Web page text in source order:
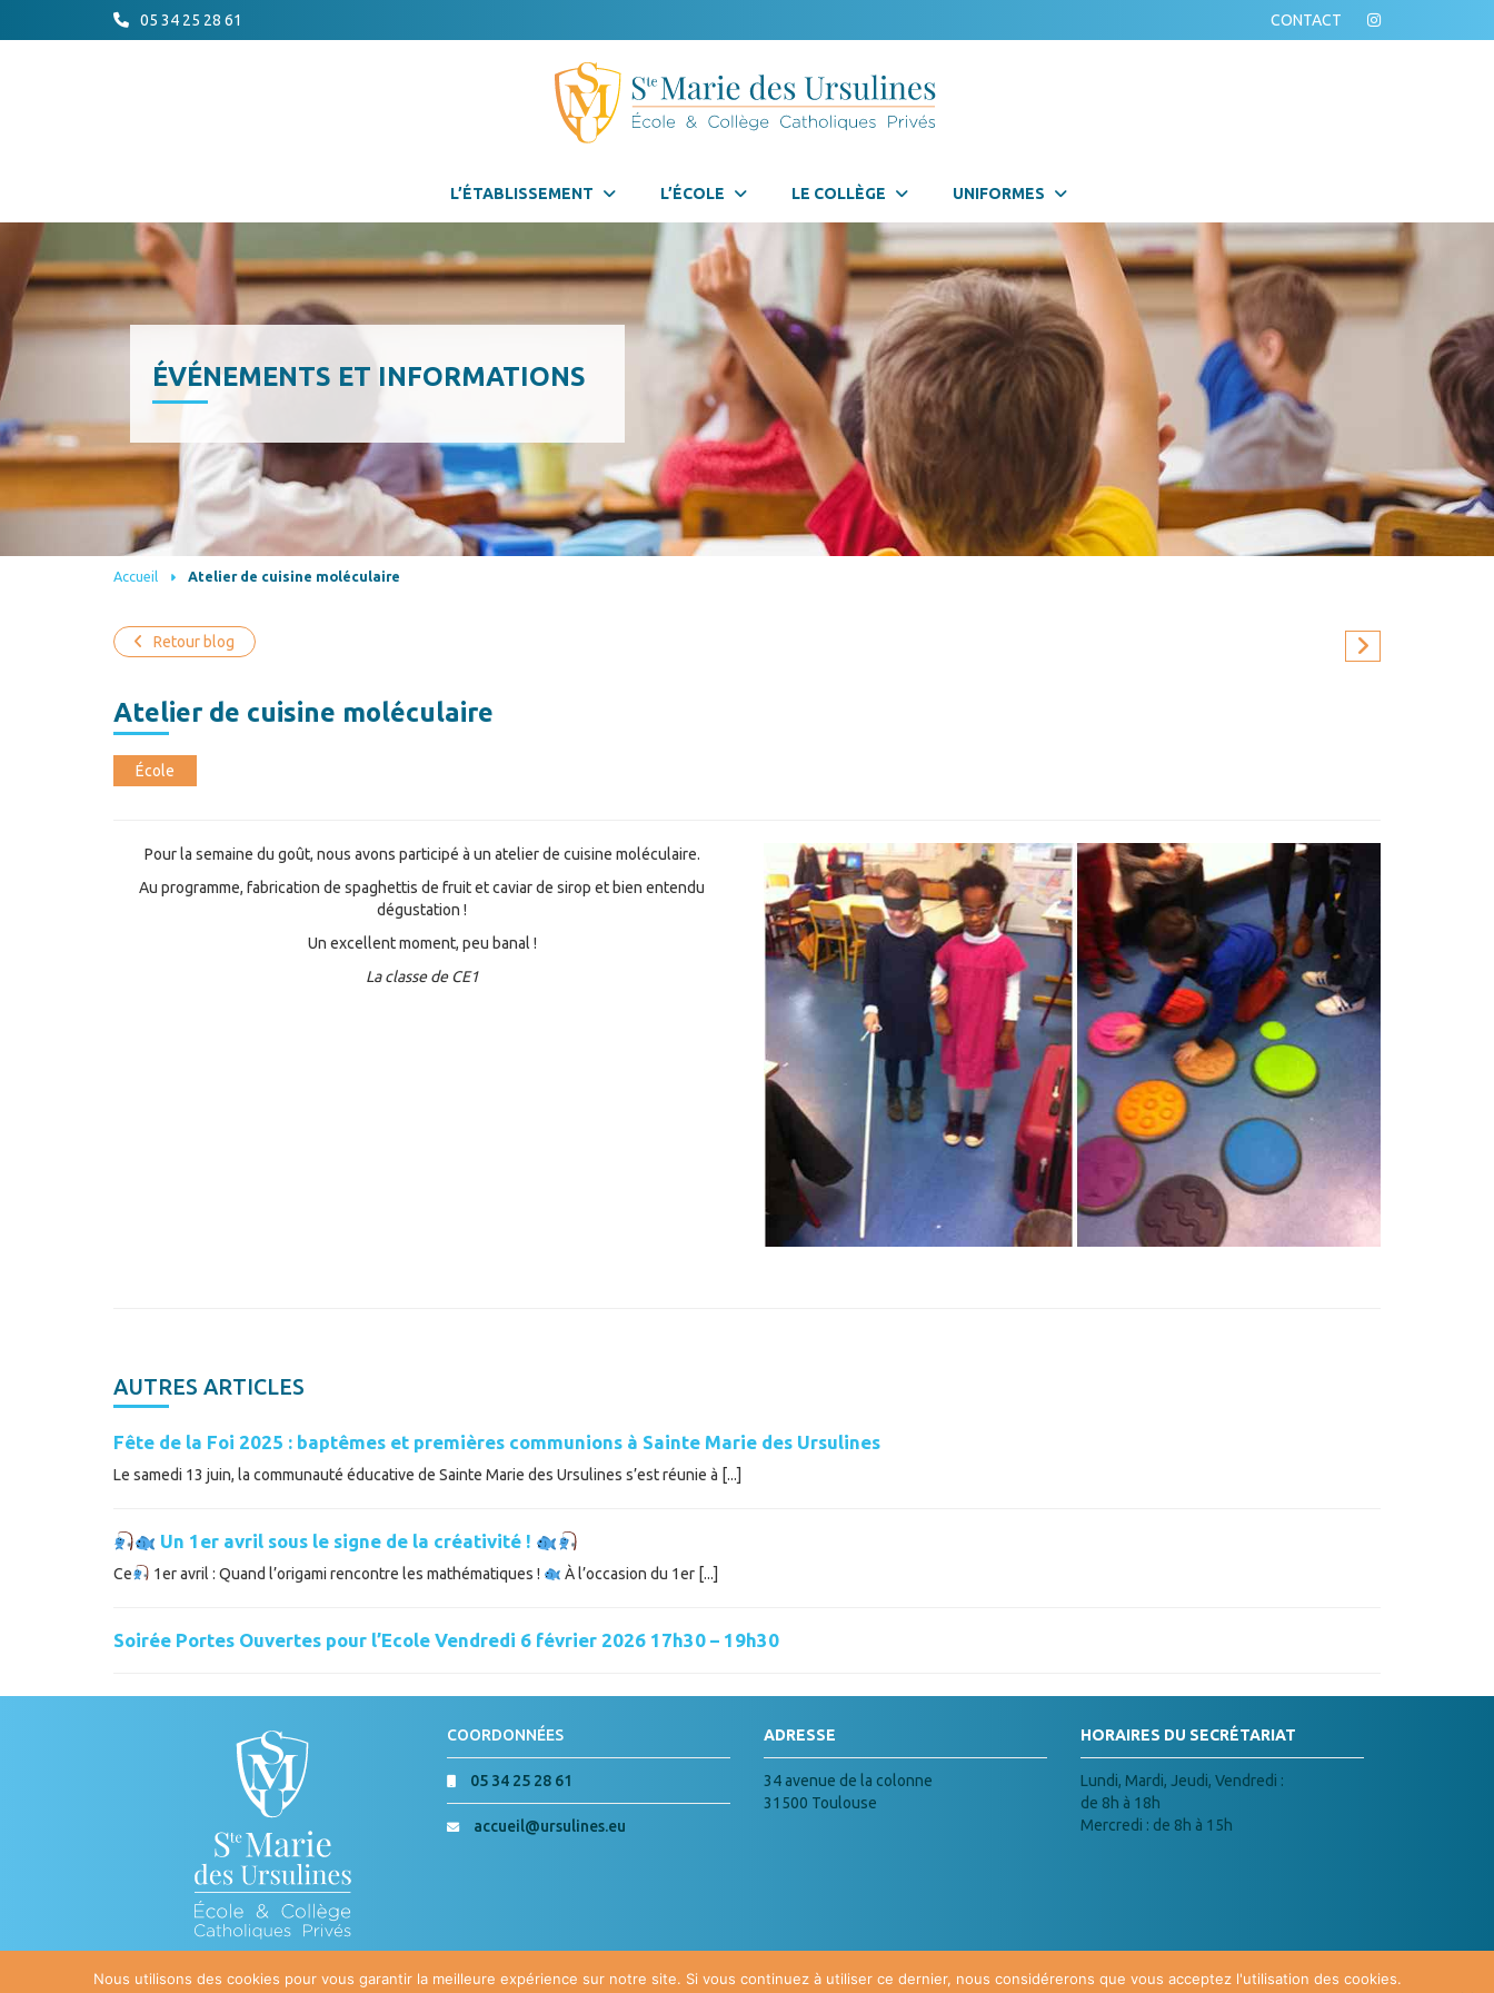
05 34 25 28 61 CONTACT
L’ÉTABLISSEMENT L’ÉCOLE LE COLLÈGE UNIFORMES
ÉVÉNEMENTS ET INFORMATIONS
Accueil Atelier de cuisine moléculaire
Retour blog
Atelier de cuisine moléculaire
École
Pour la semaine du goût, nous avons participé à un atelier de cuisine moléculaire.
Au programme, fabrication de spaghettis de fruit et caviar de sirop et bien entendu
dégustation !
Un excellent moment, peu banal !
La classe de CE1
AUTRES ARTICLES
Fête de la Foi 2025 : baptêmes et premières communions à Sainte Marie des Ursulines
Le samedi 13 juin, la communauté éducative de Sainte Marie des Ursulines s’est réunie à [...]
Un 1er avril sous le signe de la créativité !
Ce 1er avril : Quand l’origami rencontre les mathématiques ! À l’occasion du 1er [...]
Soirée Portes Ouvertes pour l’Ecole Vendredi 6 février 2026 17h30 – 19h30
COORDONNÉES
05 34 25 28 61
accueil@ursulines.eu
ADRESSE
34 avenue de la colonne
31500 Toulouse
HORAIRES DU SECRÉTARIAT
Lundi, Mardi, Jeudi, Vendredi :
de 8h à 18h
Mercredi : de 8h à 15h
Nous utilisons des cookies pour vous garantir la meilleure expérience sur notre site. Si vous continuez à utiliser ce dernier, nous considérerons que vous acceptez l'utilisation des cookies.